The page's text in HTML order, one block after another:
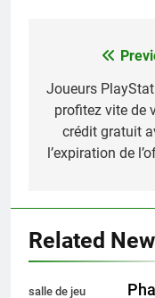
Navigation
de
l’article
Joueurs
profitez vite de
crédit gratuit
l’expiration de
Related
salle de jeu